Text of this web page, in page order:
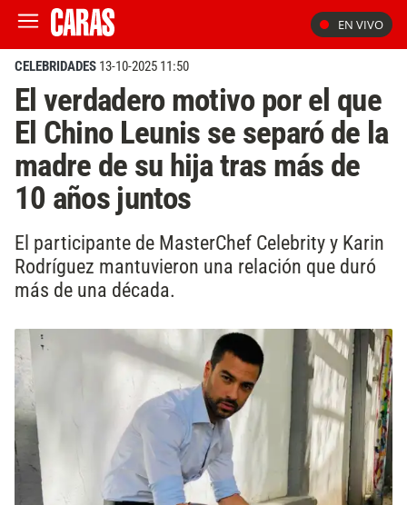
EN VIVO
CELEBRIDADES 13-10-2025 11:50
El verdadero motivo por el que
El Chino Leunis se separó de la
madre de su hija tras más de
10 años juntos
El participante de MasterChef Celebrity y Karin
Rodríguez mantuvieron una relación que duró
más de una década.